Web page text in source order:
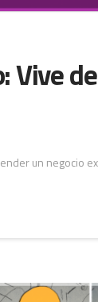
Vive
un negocio